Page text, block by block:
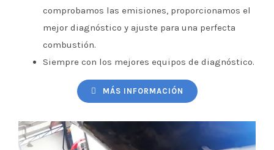
comprobamos las emisiones, proporcionamos el
mejor diagnóstico y ajuste para una perfecta
combustión.
Siempre con los mejores equipos de diagnóstico.
MÁS INFORMACIÓN